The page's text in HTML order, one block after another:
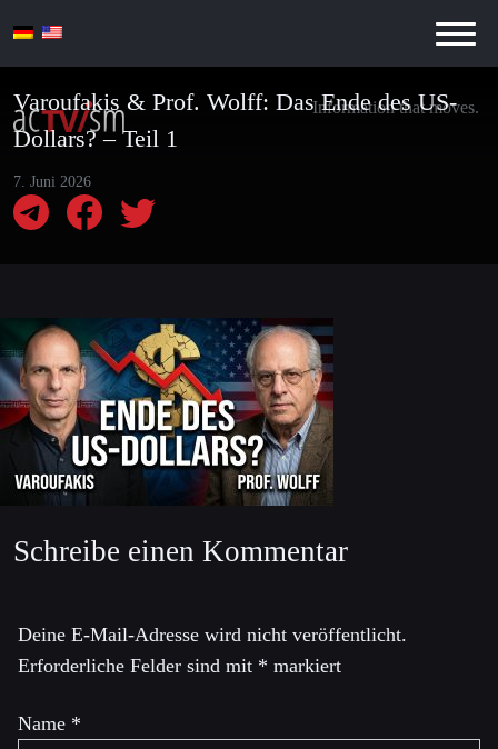
Information that moves.
Varoufakis & Prof. Wolff: Das Ende des US-
Dollars? – Teil 1
7. Juni 2026
Schreibe einen Kommentar
Deine E-Mail-Adresse wird nicht veröffentlicht.
Erforderliche Felder sind mit * markiert
Name *